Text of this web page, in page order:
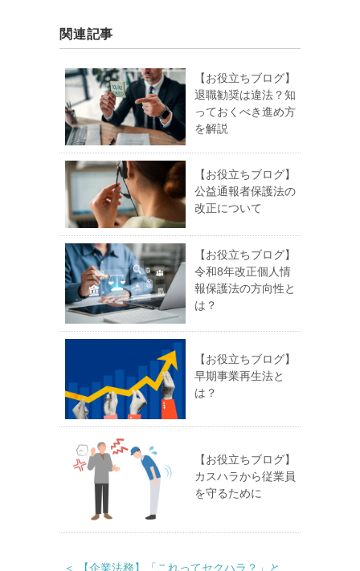
関連記事
【お役立ちブログ】
退職勧奨は違法？知
っておくべき進め方
を解説
【お役立ちブログ】
公益通報者保護法の
改正について
【お役立ちブログ】
令和8年改正個人情
報保護法の方向性と
は？
【お役立ちブログ】
早期事業再生法と
は？
【お役立ちブログ】
カスハラから従業員
を守るために
＜ 【企業法務】「これってセクハラ？」と